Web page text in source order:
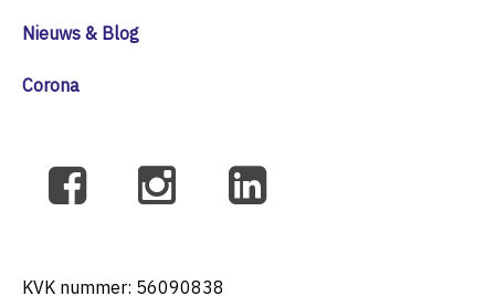
Nieuws & Blog
Corona
KVK nummer: 56090838